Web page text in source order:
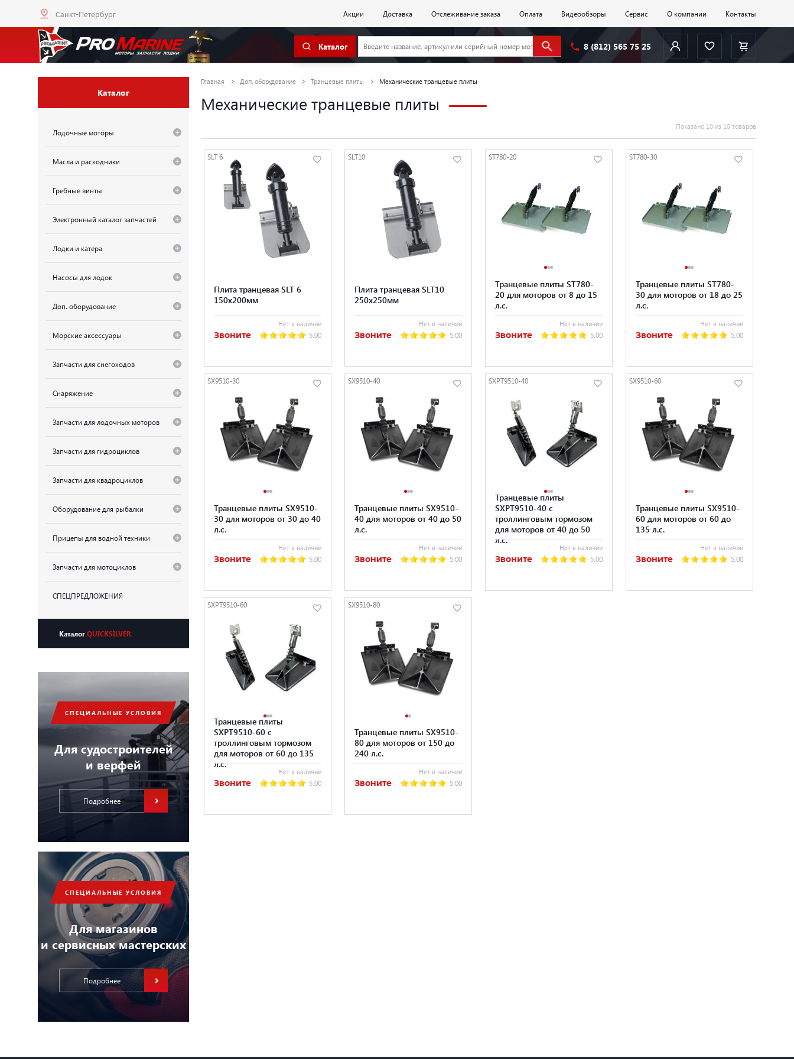
Санкт-Петербург Акции Доставка Отслеживание заказа Оплата Видеообзоры Сервис О компании Контакты
Каталог 8 (812) 565 75 25
Каталог
Лодочные моторы
Масла и расходники
Гребные винты
Электронный каталог запчастей
Лодки и катера
Насосы для лодок
Доп. оборудование
Морские аксессуары
Запчасти для снегоходов
Снаряжение
Запчасти для лодочных моторов
Запчасти для гидроциклов
Запчасти для квадроциклов
Оборудование для рыбалки
Прицепы для водной техники
Запчасти для мотоциклов
СПЕЦПРЕДЛОЖЕНИЯ
КаталогQUICKSILVER
СПЕЦИАЛЬНЫЕ УСЛОВИЯ
Для судостроителей
и верфей
Подробнее
СПЕЦИАЛЬНЫЕ УСЛОВИЯ
Для магазинов
и сервисных мастерских
Подробнее
Главная Доп. оборудование Транцевые плиты Механические транцевые плиты
Механические транцевые плиты
Показано 10 из 10 товаров
SLT 6
Плита транцевая SLT 6
150х200мм
Нет в наличии
Звоните 5.00
SLT10
Плита транцевая SLT10
250х250мм
Нет в наличии
Звоните 5.00
ST780-20
Транцевые плиты ST780-
20 для моторов от 8 до 15
л.с.
Нет в наличии
Звоните 5.00
ST780-30
Транцевые плиты ST780-
30 для моторов от 18 до 25
л.с.
Нет в наличии
Звоните 5.00
SX9510-30
Транцевые плиты SX9510-
30 для моторов от 30 до 40
л.с.
Нет в наличии
Звоните 5.00
SX9510-40
Транцевые плиты SX9510-
40 для моторов от 40 до 50
л.с.
Нет в наличии
Звоните 5.00
SXPT9510-40
Транцевые плиты
SXPT9510-40 с
троллинговым тормозом
для моторов от 40 до 50
л.с.
Нет в наличии
Звоните 5.00
SX9510-60
Транцевые плиты SX9510-
60 для моторов от 60 до
135 л.с.
Нет в наличии
Звоните 5.00
SXPT9510-60
Транцевые плиты
SXPT9510-60 с
троллинговым тормозом
для моторов от 60 до 135
л.с.
Нет в наличии
Звоните 5.00
SX9510-80
Транцевые плиты SX9510-
80 для моторов от 150 до
240 л.с.
Нет в наличии
Звоните 5.00